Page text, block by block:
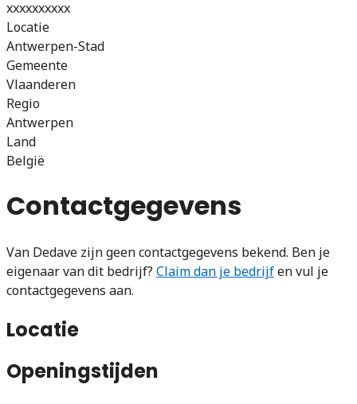
xxxxxxxxxx
Locatie
Antwerpen-Stad
Gemeente
Vlaanderen
Regio
Antwerpen
Land
België
Contactgegevens
Van Dedave zijn geen contactgegevens bekend. Ben je
eigenaar van dit bedrijf? Claim dan je bedrijfen vul je
contactgegevens aan.
Locatie
Openingstijden